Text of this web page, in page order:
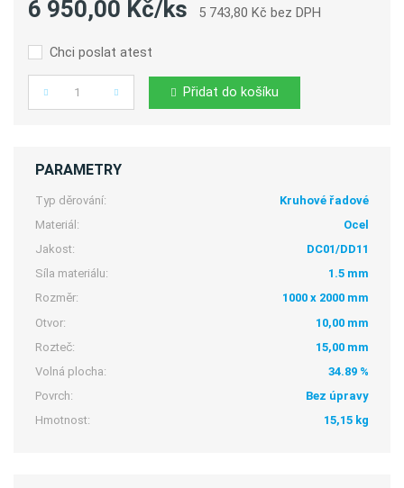
6 950,00 Kč/ks 5 743,80 Kč bez DPH
Chci poslat atest
Počet Přidat do košíku
PARAMETRY
Typ děrování:
Kruhové řadové
Materiál:
Ocel
Jakost:
DC01/DD11
Síla materiálu:
1.5 mm
Rozměr:
1000 x 2000 mm
Otvor:
10,00 mm
Rozteč:
15,00 mm
Volná plocha:
34.89 %
Povrch:
Bez úpravy
Hmotnost:
15,15 kg